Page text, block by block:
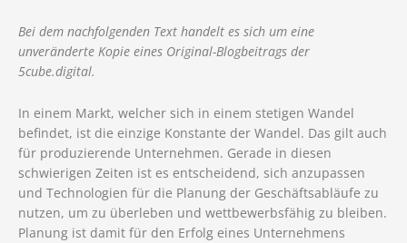
Bei dem nachfolgenden Text handelt es sich um eine
unveränderte Kopie eines Original-Blogbeitrags der
5cube.digital.
In einem Markt, welcher sich in einem stetigen Wandel
befindet, ist die einzige Konstante der Wandel. Das gilt auch
für produzierende Unternehmen. Gerade in diesen
schwierigen Zeiten ist es entscheidend, sich anzupassen
und Technologien für die Planung der Geschäftsabläufe zu
nutzen, um zu überleben und wettbewerbsfähig zu bleiben.
Planung ist damit für den Erfolg eines Unternehmens